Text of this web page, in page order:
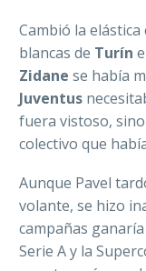
Cambió la
blancas de Turín
Zidane se había
Juventus
fuera vistoso,
colectivo que
Aunque Pavel
volante, se hizo
campañas
Serie A y la